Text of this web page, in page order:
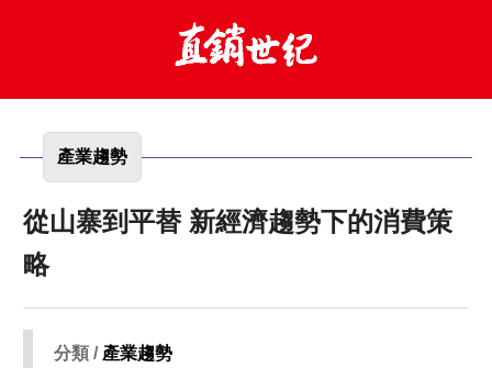
產業趨勢
從山寨到平替 新經濟趨勢下的消費策
略
分類 / 產業趨勢